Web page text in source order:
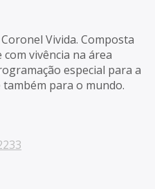
Vivida. Composta
vivência na área
especial para a
para o mundo.